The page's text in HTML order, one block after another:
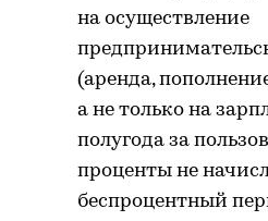
на осуществление
(аренда,
а не только на
полугода за
проценты не
беспроцентный